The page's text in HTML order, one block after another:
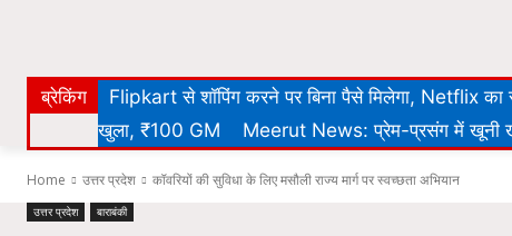
ब्रेकिंग Flipkart से शॉपिंग करने पर बिना पैसे मिलेगा, Netflix
खुला, ₹100 GM
Meerut News: प्रेम-प्रसंग में खूनी
Home उत्तर प्रदेश कॉवरियों की सुविधा के लिए मसौली राज्य मार्ग पर स्वच्छता अभियान
उत्तर प्रदेश बाराबंकी